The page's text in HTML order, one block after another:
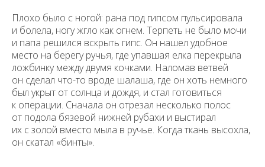
Плохо было с ногой: рана под гипсом пульсировала
и болела, ногу жгло как огнем. Терпеть не было мочи
и папа решился вскрыть гипс. Он нашел удобное
место на берегу ручья, где упавшая елка перекрыла
ложбинку между двумя кочками. Наломав ветвей
он сделал что-то вроде шалаша, где он хоть немного
был укрыт от солнца и дождя, и стал готовиться
к операции. Сначала он отрезал несколько полос
от подола бязевой нижней рубахи и выстирал
их с золой вместо мыла в ручье. Когда ткань высохла,
он скатал «бинты».